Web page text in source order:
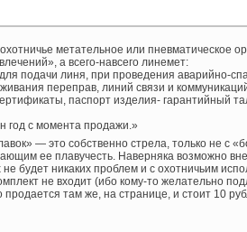
метательное или пневматическое
а всего-навсего линемет:
подачи линя, при проведения аварийно-
переправ, линий связи и
паспорт изделия- гарантийный
год с момента продажи.»
— это собственно стрела, только не с
ее плавучесть. Наверняка возможно
не будет никаких проблем и с охотничьим
не входит (ибо кому-то желательно
там же, на странице, и стоит 10